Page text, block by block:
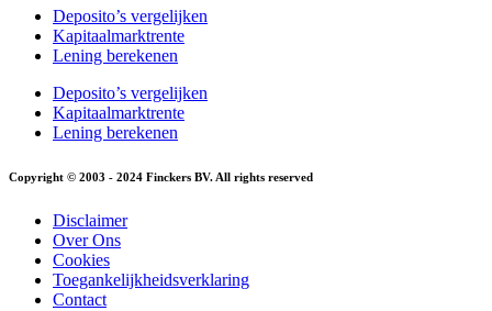
Deposito’s vergelijken
Kapitaalmarktrente
Lening berekenen
Deposito’s vergelijken
Kapitaalmarktrente
Lening berekenen
Copyright © 2003 - 2024 Finckers BV. All rights reserved
Disclaimer
Over Ons
Cookies
Toegankelijkheidsverklaring
Contact